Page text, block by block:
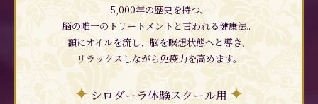
5,000年の歴史を持つ、
脳の唯一のトリートメントと言われる健康法。
額にオイルを流し、脳を瞑想状態へと導き、
リラックスしながら免疫力を高めます。
シロダーラ体験スクール用